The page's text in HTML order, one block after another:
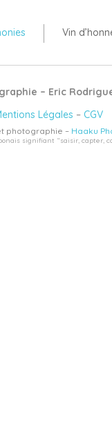
Vin
– Eric
Légales – CGV
photographie – Haaku
signifiant “saisir, capter,